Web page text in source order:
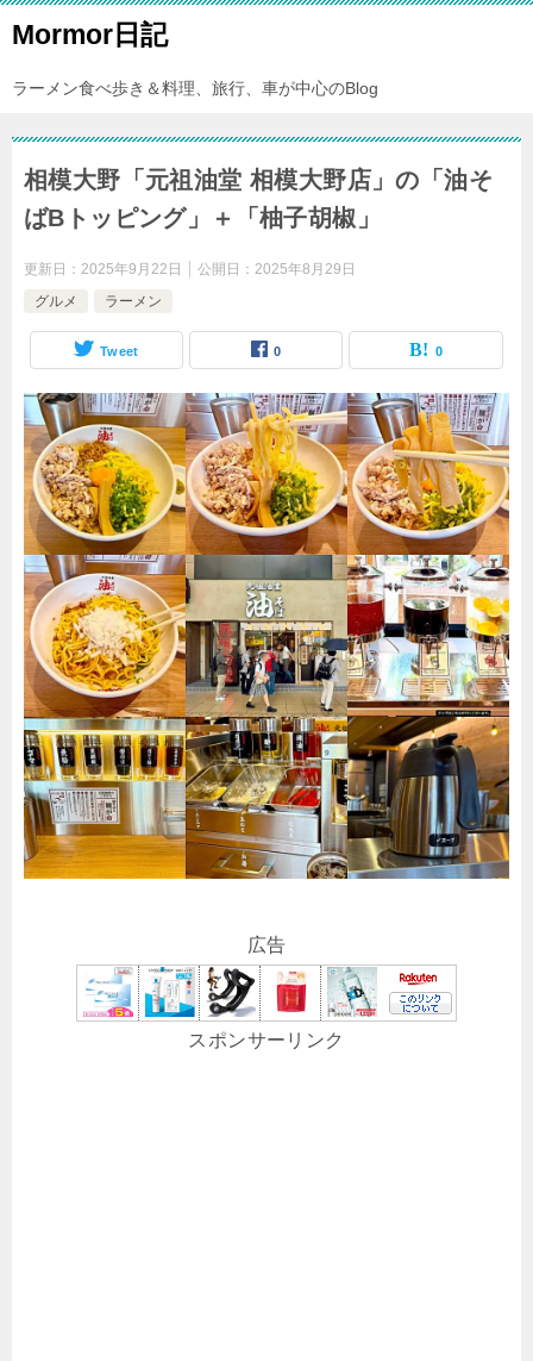
Mormor日記
ラーメン食べ歩き＆料理、旅行、車が中心のBlog
相模大野「元祖油堂 相模大野店」の「油そ
ばBトッピング」＋「柚子胡椒」
更新日： 2025年9月22日 公開日： 2025年8月29日
グルメ
ラーメン
Tweet 0 0
広告
スポンサーリンク